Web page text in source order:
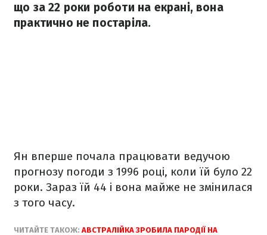
що за 22 роки роботи на екрані, вона
практично не постаріла.
Ян вперше почала працювати ведучою
прогнозу погоди з 1996 році, коли їй було 22
роки. Зараз їй 44 і вона майже не змінилася
з того часу.
ЧИТАЙТЕ ТАКОЖ: АВСТРАЛІЙКА ЗРОБИЛА ПАРОДІЇ НА